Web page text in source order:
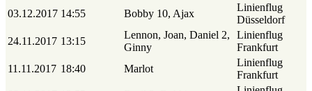
03.12.2017 14:55 Bobby 10, Ajax
Linienflug
Düsseldorf
24.11.2017 13:15
Lennon, Joan, Daniel 2,
Ginny
Linienflug
Frankfurt
11.11.2017 18:40 Marlot
Linienflug
Frankfurt